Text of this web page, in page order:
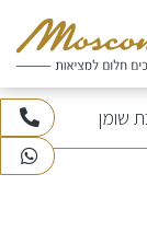
073-שומן
בעשור